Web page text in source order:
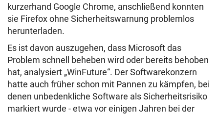
kurzerhand Google Chrome, anschließend konnten
sie Firefox ohne Sicherheitswarnung problemlos
herunterladen.
Es ist davon auszugehen, dass Microsoft das
Problem schnell beheben wird oder bereits behoben
hat, analysiert „WinFuture“. Der Softwarekonzern
hatte auch früher schon mit Pannen zu kämpfen, bei
denen unbedenkliche Software als Sicherheitsrisiko
markiert wurde - etwa vor einigen Jahren bei der